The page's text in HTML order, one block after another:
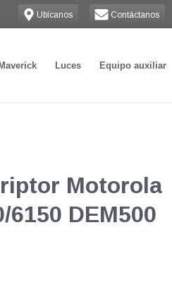
Ubícanos Contáctanos
Maverick Luces Equipo auxiliar
Motorola
6150 DEM500